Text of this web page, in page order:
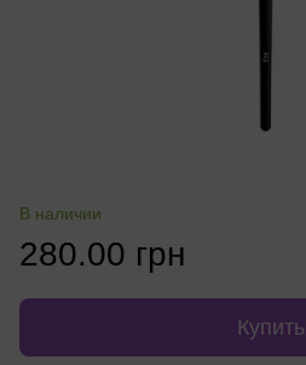
В наличии
280.00 грн
Купить